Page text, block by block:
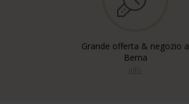
Grande offerta & negozio a
Berna